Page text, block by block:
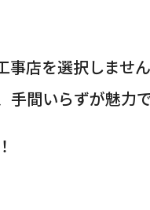
店を選択しませ
間いらずが魅力で